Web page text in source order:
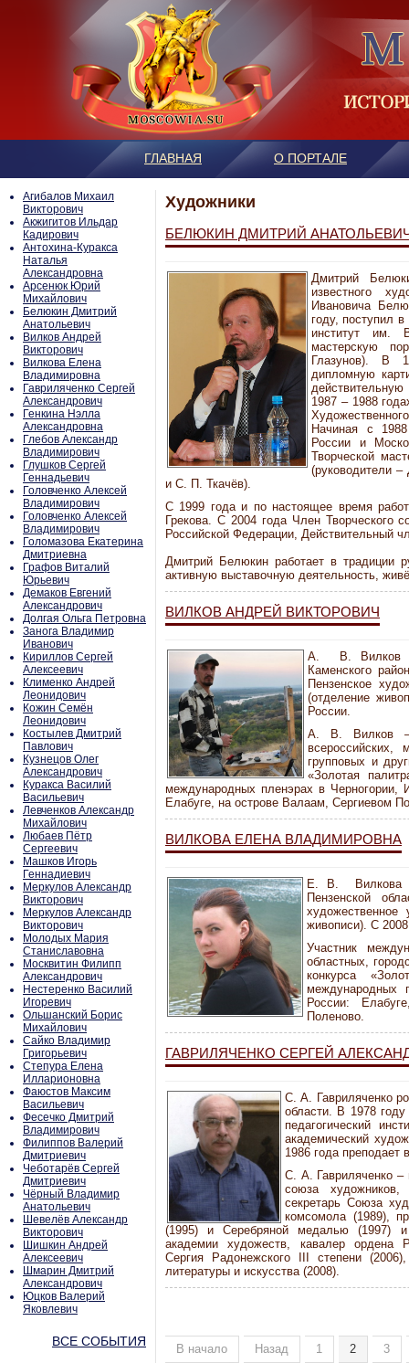
ГЛАВНАЯ О ПОРТАЛЕ
Агибалов Михаил
Викторович
Акжигитов Ильдар
Кадирович
Антохина-Куракса
Наталья
Александровна
Арсенюк Юрий
Михайлович
Белюкин Дмитрий
Анатольевич
Вилков Андрей
Викторович
Вилкова Елена
Владимировна
Гавриляченко Сергей
Александрович
Генкина Нэлла
Александровна
Глебов Александр
Владимирович
Глушков Сергей
Геннадьевич
Головченко Алексей
Владимирович
Головченко Алексей
Владимирович
Голомазова Екатерина
Дмитриевна
Графов Виталий
Юрьевич
Демаков Евгений
Александрович
Долгая Ольга Петровна
Занога Владимир
Иванович
Кириллов Сергей
Алексеевич
Клименко Андрей
Леонидович
Кожин Семён
Леонидович
Костылев Дмитрий
Павлович
Кузнецов Олег
Александрович
Куракса Василий
Васильевич
Левченков Александр
Михайлович
Любаев Пётр
Сергеевич
Машков Игорь
Геннадиевич
Меркулов Александр
Викторович
Меркулов Александр
Викторович
Молодых Мария
Станиславовна
Москвитин Филипп
Александрович
Нестеренко Василий
Игоревич
Ольшанский Борис
Михайлович
Сайко Владимир
Григорьевич
Степура Елена
Илларионовна
Фаюстов Максим
Васильевич
Фесечко Дмитрий
Владимирович
Филиппов Валерий
Дмитриевич
Чеботарёв Сергей
Дмитриевич
Чёрный Владимир
Анатольевич
Шевелёв Александр
Викторович
Шишкин Андрей
Алексеевич
Шмарин Дмитрий
Александрович
Юцков Валерий
Яковлевич
ВСЕ СОБЫТИЯ
Художники
БЕЛЮКИН ДМИТРИЙ
Дмитрий
известного
Ивановича
году, поступил
институт им.
мастерскую
Глазунов). В
дипломную
1987 – 1988
Начиная с
России и
Творческой
(руководители
и С. П. Ткачёв).
С 1999 года и по настоящее время
Грекова. С 2004 года Член Творческого
Российской Федерации, Действительный
Дмитрий Белюкин работает в традиции
активную выставочную деятельность,
ВИЛКОВ АНДРЕЙ ВИКТОРОВИЧ
А. В. Вилков
Каменского
Пензенское
(отделение
России.
А. В. Вилков –
всероссийских,
групповых и
«Золотая
международных пленэрах в
Елабуге, на острове Валаам, Сергиевом
ВИЛКОВА ЕЛЕНА ВЛАДИМИРОВНА
Е. В. Вилкова
Пензенской
живописи). С
Участник
областных,
конкурса
международных
России:
Поленово.
ГАВРИЛЯЧЕНКО СЕРГЕЙ
С. А. Гавриляченко
области. В 1978 году
педагогический
академический
1986 года
С. А. Гавриляченко –
союза
секретарь Союза
комсомола (1989),
(1995) и Серебряной медалью (1997)
академии художеств, кавалер ордена
Сергия Радонежского III степени
литературы и искусства (2008).
В начало Назад 1 2
3